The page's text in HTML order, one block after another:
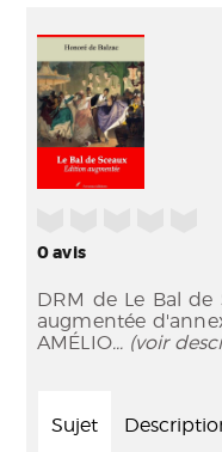
0avis
DRM de Le Bal de
augmentée
AMÉLIO... (voir
Sujet